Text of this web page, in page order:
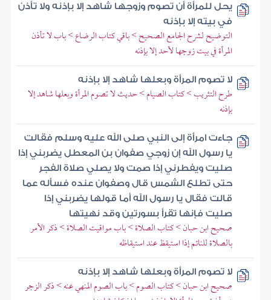
يحل للمرأة أن تصوم وزوجها شاهد إلا بإذنه ولا تأذن
في بيته إلا بإذنه
التوضيح لشرح الجامع الصحيح > باقي كتاب الرضاع > باب لا تأذن
المرأة في بيت زوجها لأحد إلا بإذنه
لا تصوم المرأة وبعلها شاهد إلا بإذنه
طرح التثريب > كتاب الصيام > حديث لا تصوم المرأة وبعلها شاهد إلا
بإذنه
جاءت امرأة إلى النبي صلى الله عليه وسلم فقالت
يا رسول الله إن زوجي صفوان بن المعطل يضربني إذا
صليت ويفطرني إذا صمت ولا يصلي صلاة الفجر
حتى تطلع الشمس قال وصفوان عنده فسأله عما
قالت فقال يا رسول الله أما قولها يضربني إذا
صليت فإنها تقرأ بسورتين وقد نهيتها
صحيح ابن حبان > كتاب الصلاة > باب مواقيت الصلاة > ذكر الأمر
بالصلاة للنائم إذا استيقظ عند استيقاظه
لا تصوم المرأة وبعلها شاهد إلا بإذنه
صحيح ابن حبان > كتاب الصوم > باب الصوم المنهي عنه > ذكر الزجر